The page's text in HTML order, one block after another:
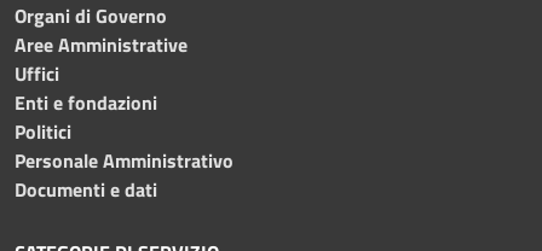
Organi di Governo
Aree Amministrative
Uffici
Enti e fondazioni
Politici
Personale Amministrativo
Documenti e dati